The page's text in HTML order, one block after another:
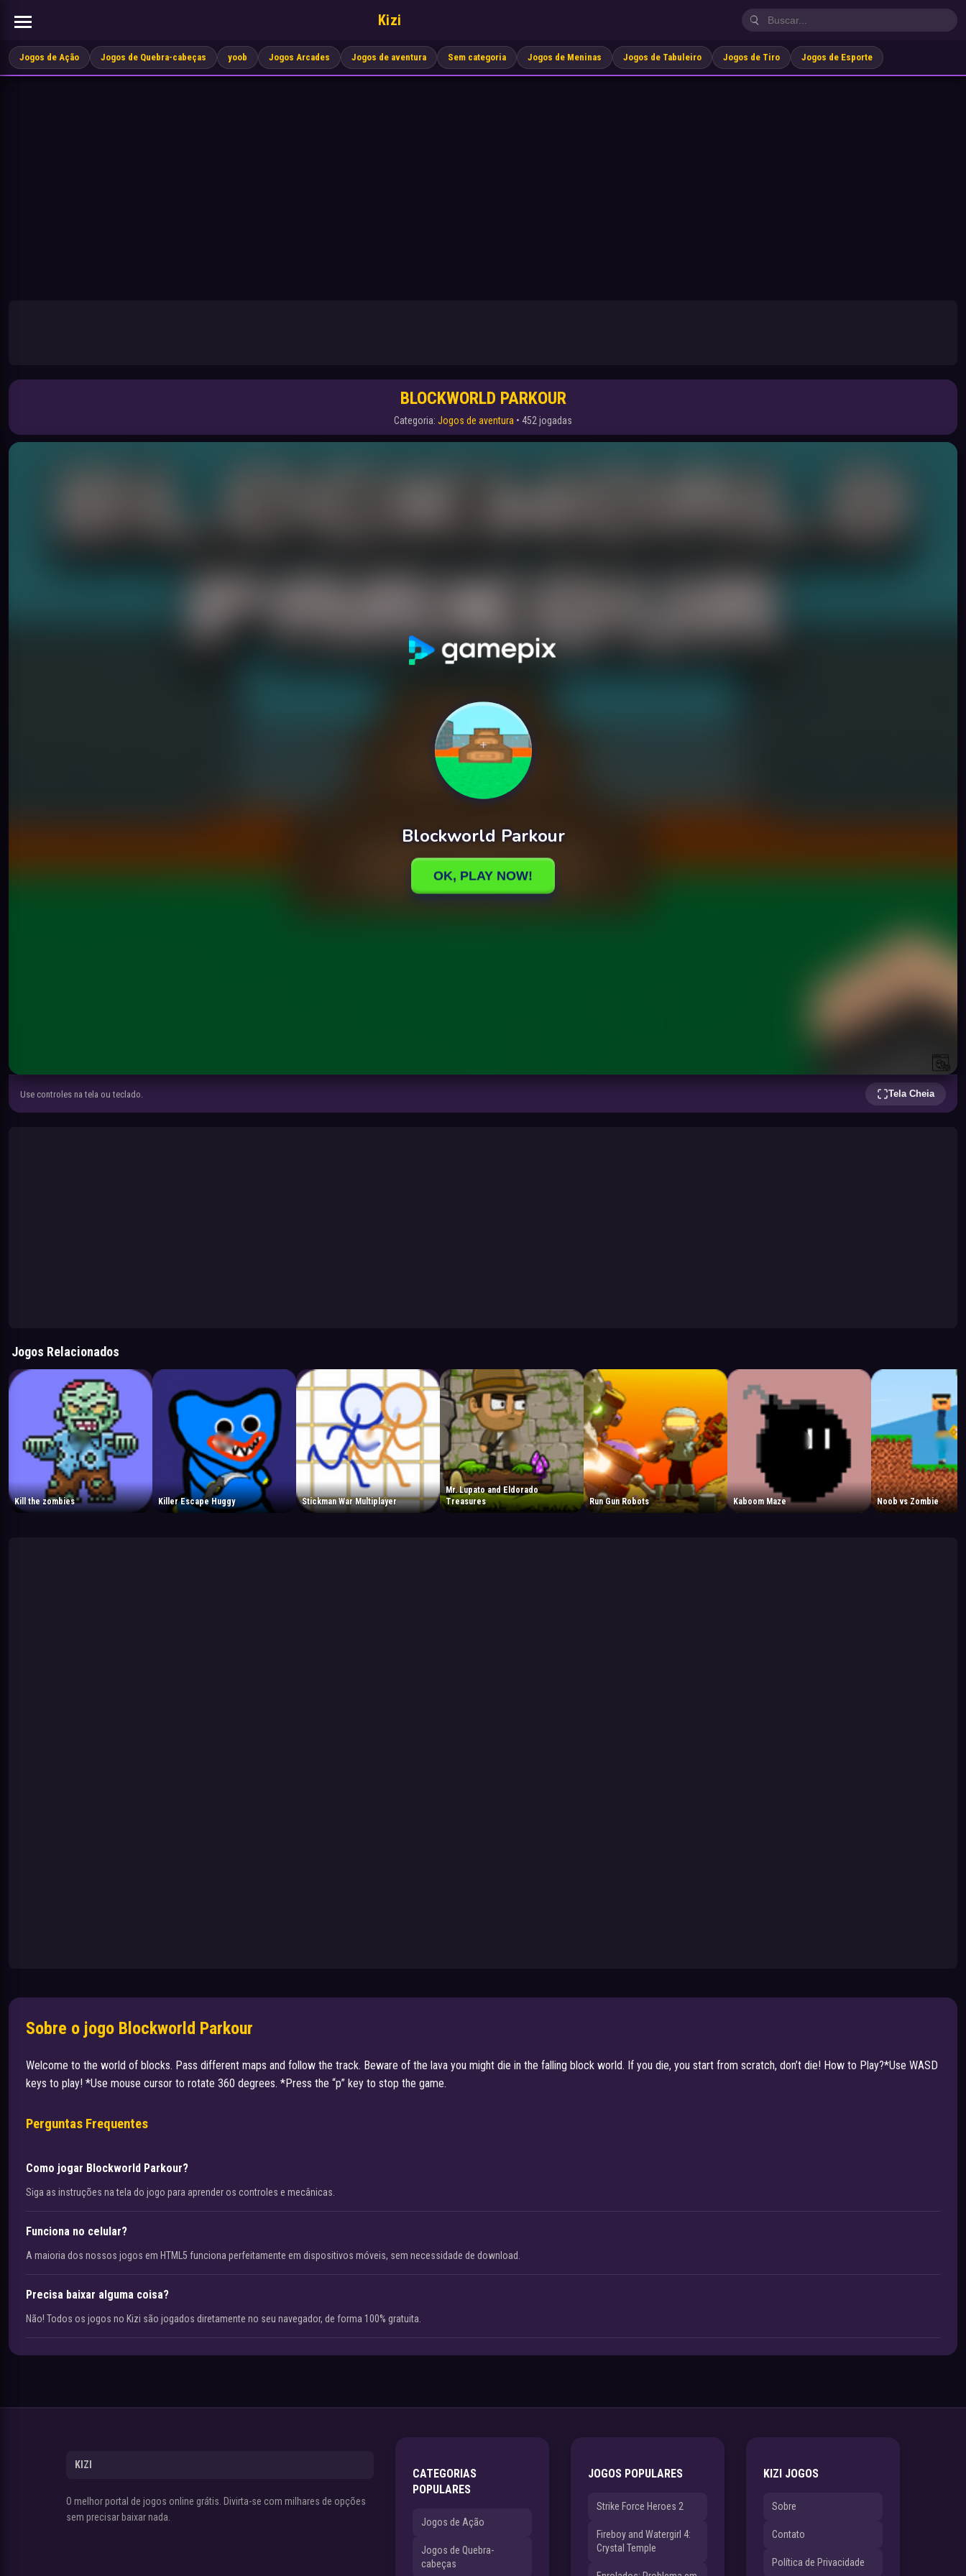
Kizi
Jogos de Ação Jogos de Quebra-cabeças yoob Jogos Arcades Jogos de aventura Sem categoria Jogos de Meninas Jogos de Tabuleiro Jogos de Tiro Jogos de Esporte
BLOCKWORLD PARKOUR
Categoria: Jogos de aventura • 452 jogadas
Use controles na tela ou teclado. Tela Cheia
Jogos Relacionados
Kill the zombies Killer Escape Huggy Stickman War Multiplayer
Mr. Lupato and Eldorado
Treasures
Run Gun Robots Kaboom Maze Noob vs Zombie
Sobre o jogo Blockworld Parkour
Welcome to the world of blocks. Pass different maps and follow the track. Beware of the lava you might die in the falling block world. If you die, you start from scratch, don’t die! How to Play?*Use WASD
keys to play! *Use mouse cursor to rotate 360 ​​degrees. *Press the “p” key to stop the game.
Perguntas Frequentes
Como jogar Blockworld Parkour?
Siga as instruções na tela do jogo para aprender os controles e mecânicas.
Funciona no celular?
A maioria dos nossos jogos em HTML5 funciona perfeitamente em dispositivos móveis, sem necessidade de download.
Precisa baixar alguma coisa?
Não! Todos os jogos no Kizi são jogados diretamente no seu navegador, de forma 100% gratuita.
KIZI
O melhor portal de jogos online grátis. Divirta-se com milhares de opções
sem precisar baixar nada.
CATEGORIAS
POPULARES
Jogos de Ação
Jogos de Quebra-
cabeças
JOGOS POPULARES
Strike Force Heroes 2
Fireboy and Watergirl 4:
Crystal Temple
KIZI JOGOS
Sobre
Contato
Política de Privacidade